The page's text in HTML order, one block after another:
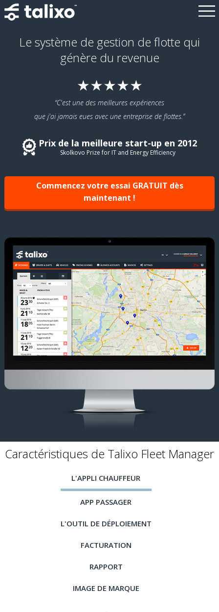
Le système de gestion de flotte qui
génère du revenue
★★★★★
C'est une des meilleures expériences
que j'ai jamais eues avec une entreprise de flottes.
Prix de la meilleure start-up en 2012
Skolkovo Prize for IT and Energy Efficiency
Commencez votre essai GRATUIT dès
maintenant !
Caractéristiques de Talixo Fleet Manager
L'APPLI CHAUFFEUR
APP PASSAGER
L'OUTIL DE DÉPLOIEMENT
FACTURATION
RAPPORT
IMAGE DE MARQUE